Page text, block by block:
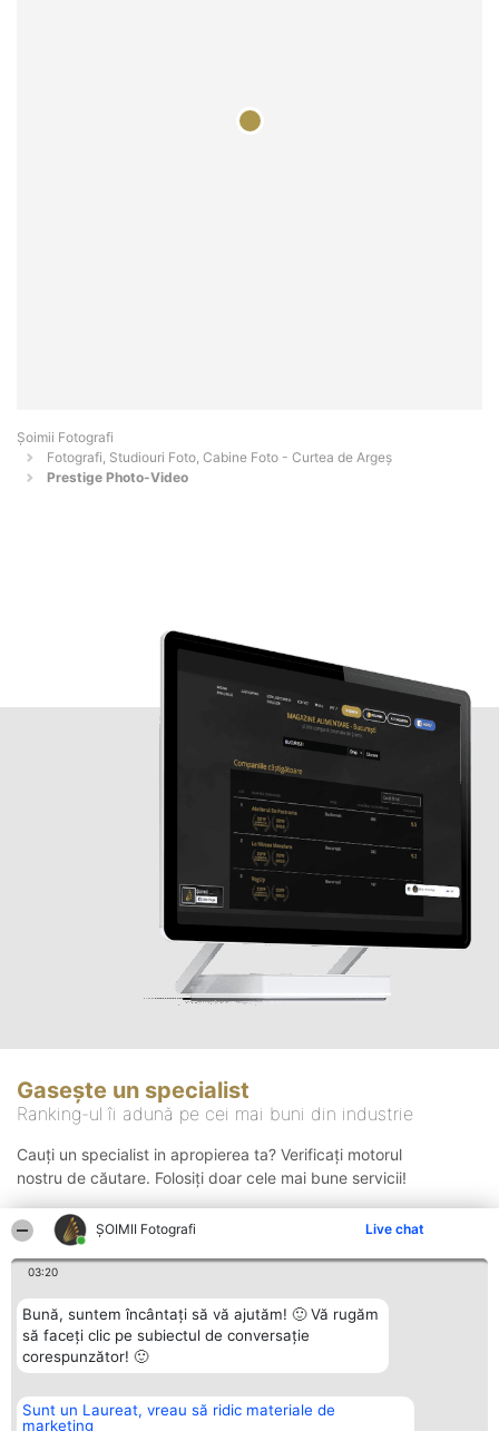
ȘOIMII Fotografi Live chat
03:20
Bună, suntem încântați să vă ajutăm! 🙂 Vă rugăm
să faceți clic pe subiectul de conversație
corespunzător! 🙂
Sunt un Laureat, vreau să ridic materiale de
marketing
Șoimii Fotografi
Fotografi, Studiouri Foto, Cabine Foto - Curtea de Argeş
Prestige Photo-Video
Gasește un specialist
Ranking-ul îi adună pe cei mai buni din industrie
Cauți un specialist in apropierea ta? Verificați motorul
nostru de căutare. Folosiți doar cele mai bune servicii!
Organizator Ranking
BRIGHT SOLUTIONS BR SRL
Plebiscyt Contact